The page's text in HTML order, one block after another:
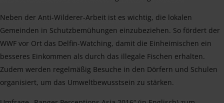
Neben der Anti-Wilderer-Arbeit ist es wichtig, die lokalen
Gemeinden in Schutzbemühungen einzubeziehen. So fördert der
WWF vor Ort das Delfin-Watching, damit die Einheimischen ein
besseres Einkommen als durch das illegale Fischen erhalten.
Zudem werden regelmäßig Besuche in den Dörfern und Schulen
organisiert, um das Umweltbewusstsein zu stärken.